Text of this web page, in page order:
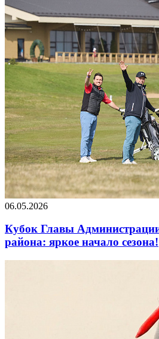
06.05.2026
Кубок Главы
района: яркое начало сезона!